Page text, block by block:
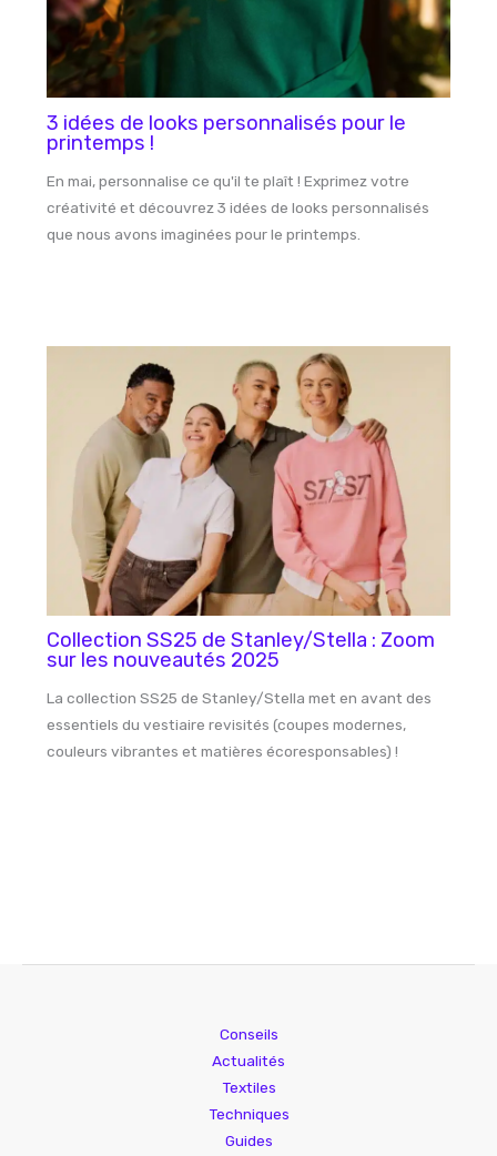
3 idées de looks personnalisés pour le
printemps !
En mai, personnalise ce qu'il te plaît ! Exprimez votre
créativité et découvrez 3 idées de looks personnalisés
que nous avons imaginées pour le printemps.
Collection SS25 de Stanley/Stella : Zoom
sur les nouveautés 2025
La collection SS25 de Stanley/Stella met en avant des
essentiels du vestiaire revisités (coupes modernes,
couleurs vibrantes et matières écoresponsables) !
Conseils
Actualités
Textiles
Techniques
Guides